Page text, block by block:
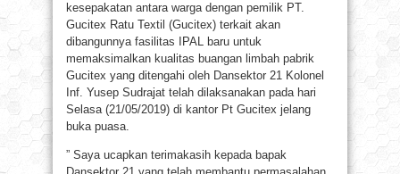
kesepakatan antara warga dengan pemilik PT.
Gucitex Ratu Textil (Gucitex) terkait akan
dibangunnya fasilitas IPAL baru untuk
memaksimalkan kualitas buangan limbah pabrik
Gucitex yang ditengahi oleh Dansektor 21 Kolonel
Inf. Yusep Sudrajat telah dilaksanakan pada hari
Selasa (21/05/2019) di kantor Pt Gucitex jelang
buka puasa.
” Saya ucapkan terimakasih kepada bapak